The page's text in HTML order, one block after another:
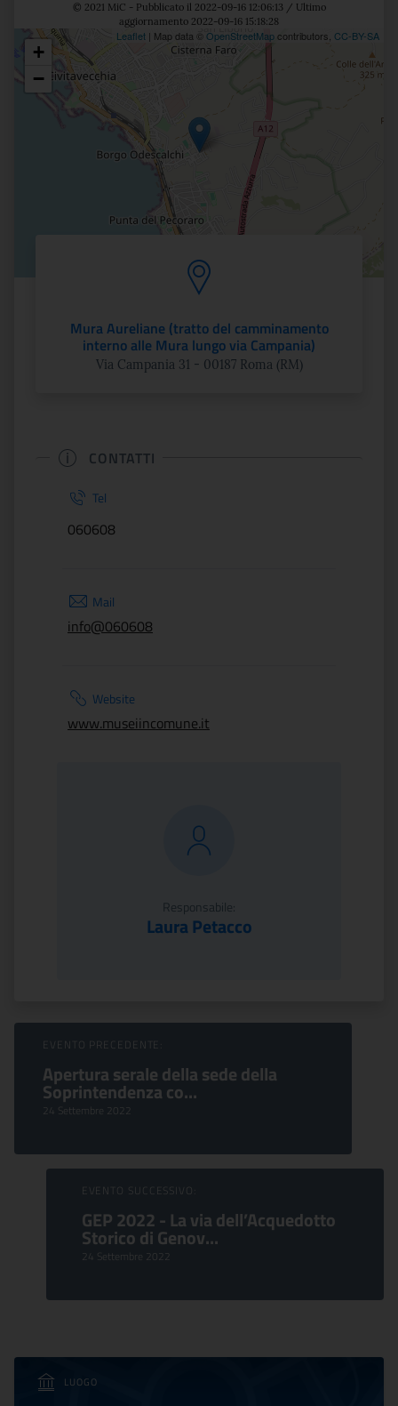
© 2021 MiC - Pubblicato il 2022-09-16 12:06:13 / Ultimo
aggiornamento 2022-09-16 15:18:28
Posizione
+
−
Leaflet | Map data © OpenStreetMapcontributors, CC-BY-SA
Mura Aureliane (tratto del camminamento
interno alle Mura lungo via Campania)
Via Campania 31 - 00187 Roma (RM)
CONTATTI
Tel
060608
Mail
info@060608
Website
www.museiincomune.it
Responsabile:
Laura Petacco
Sfoglia Eventi
EVENTO PRECEDENTE:
Apertura serale della sede della
Soprintendenza co...
24 Settembre 2022
EVENTO SUCCESSIVO:
GEP 2022 - La via dell’Acquedotto
Storico di Genov...
24 Settembre 2022
LUOGO